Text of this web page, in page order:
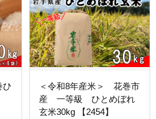
ひ
＜令和8年産米＞ 花巻市
産 一等級 ひとめぼれ
玄米30kg 【2454】